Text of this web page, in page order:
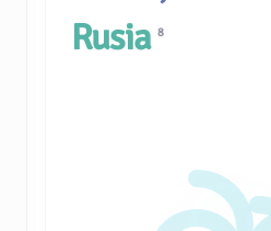
Rusia8